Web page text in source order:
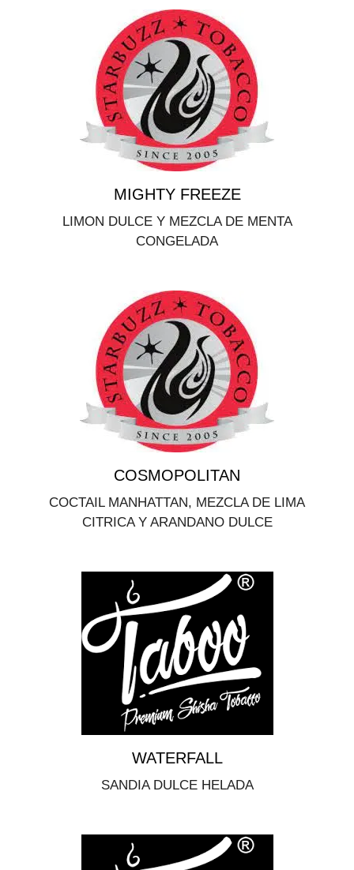
MIGHTY FREEZE
LIMON DULCE Y MEZCLA DE MENTA
CONGELADA
COSMOPOLITAN
COCTAIL MANHATTAN, MEZCLA DE LIMA
CITRICA Y ARANDANO DULCE
WATERFALL
SANDIA DULCE HELADA